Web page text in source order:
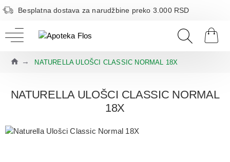
Besplatna dostava za narudžbine preko 3.000 RSD
NATURELLA ULOŠCI CLASSIC NORMAL 18X
NATURELLA ULOŠCI CLASSIC NORMAL
18X